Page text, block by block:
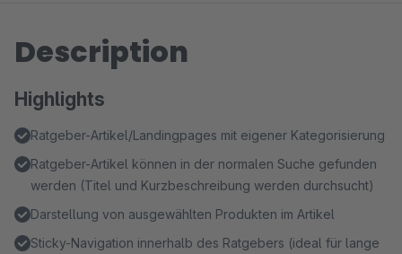
Description
Highlights
Ratgeber-Artikel/Landingpages mit eigener Kategorisierung
Ratgeber-Artikel können in der normalen Suche gefunden
werden (Titel und Kurzbeschreibung werden durchsucht)
Darstellung von ausgewählten Produkten im Artikel
Sticky-Navigation innerhalb des Ratgebers (ideal für lange